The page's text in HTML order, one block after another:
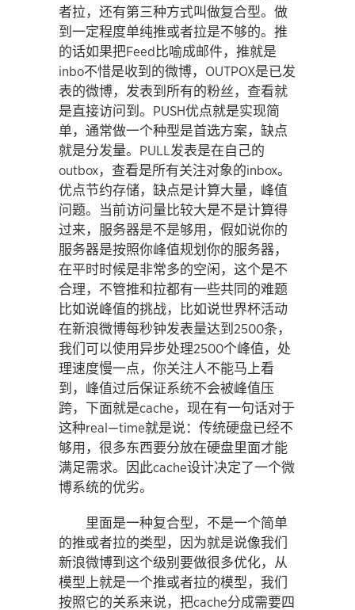
者拉，还有第三种方式叫做复合型。做
到一定程度单纯推或者拉是不够的。推
的话如果把Feed比喻成邮件，推就是
inbo不惜是收到的微博，OUTPOX是已发
表的微博，发表到所有的粉丝，查看就
是直接访问到。PUSH优点就是实现简
单，通常做一个种型是首选方案，缺点
就是分发量。PULL发表是在自己的
outbox，查看是所有关注对象的inbox。
优点节约存储，缺点是计算大量，峰值
问题。当前访问量比较大是不是计算得
过来，服务器是不是够用，假如说你的
服务器是按照你峰值规划你的服务器，
在平时时候是非常多的空闲，这个是不
合理，不管推和拉都有一些共同的难题
比如说峰值的挑战，比如说世界杯活动
在新浪微博每秒钟发表量达到2500条，
我们可以使用异步处理2500个峰值，处
理速度慢一点，你关注人不能马上看
到，峰值过后保证系统不会被峰值压
跨，下面就是cache，现在有一句话对于
这种real—time就是说：传统硬盘已经不
够用，很多东西要分放在硬盘里面才能
满足需求。因此cache设计决定了一个微
博系统的优劣。
里面是一种复合型，不是一个简单
的推或者拉的类型，因为就是说像我们
新浪微博到这个级别要做很多优化，从
模型上就是一个推或者拉的模型，我们
按照它的关系来说，把cache分成需要四